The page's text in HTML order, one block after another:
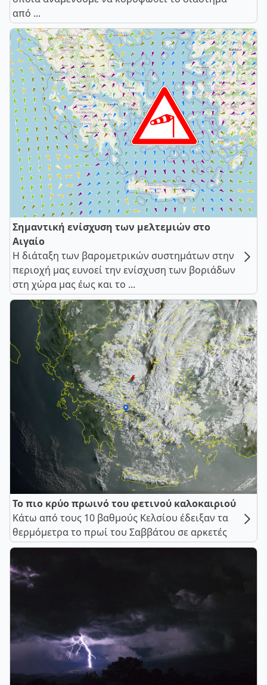
από ...
Σημαντική ενίσχυση των μελτεμιών στο
Αιγαίο
Η διάταξη των βαρομετρικών συστημάτων στην
περιοχή μας ευνοεί την ενίσχυση των βοριάδων
στη χώρα μας έως και το ...
Το πιο κρύο πρωινό του φετινού καλοκαιριού
Κάτω από τους 10 βαθμούς Κελσίου έδειξαν τα
θερμόμετρα το πρωί του Σαββάτου σε αρκετές